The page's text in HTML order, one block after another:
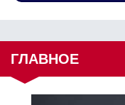
ГЛАВНОЕ